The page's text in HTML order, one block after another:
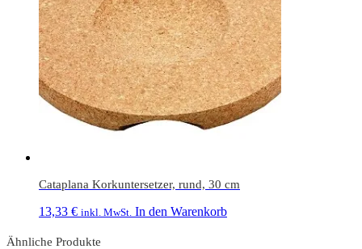
Cataplana Korkuntersetzer, rund, 30 cm
13,33 € inkl. MwSt. In den Warenkorb
Ähnliche Produkte